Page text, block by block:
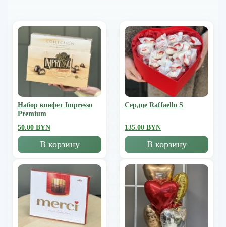
Набор конфет Impresso
Premium
50.00 BYN
В корзину
Сердце Raffaello S
135.00 BYN
В корзину